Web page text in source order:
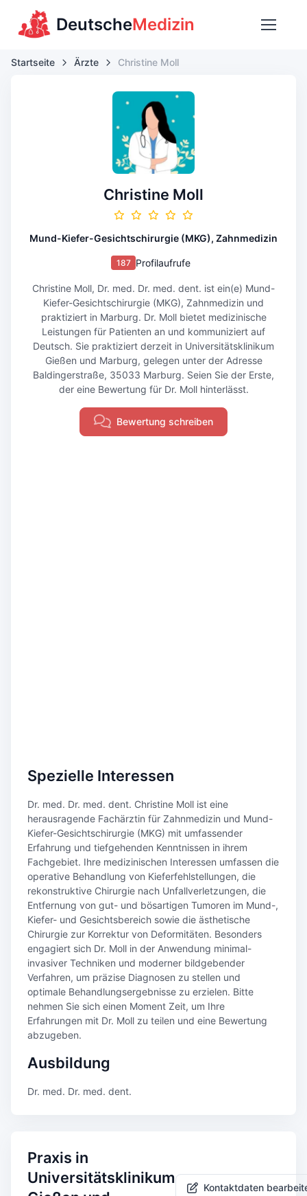
DeutscheMedizin
Startseite Ärzte Christine Moll
Christine Moll
Mund-Kiefer-Gesichtschirurgie (MKG), Zahnmedizin
187 Profilaufrufe
Christine Moll, Dr. med. Dr. med. dent. ist ein(e) Mund-
Kiefer-Gesichtschirurgie (MKG), Zahnmedizin und
praktiziert in Marburg. Dr. Moll bietet medizinische
Leistungen für Patienten an und kommuniziert auf
Deutsch. Sie praktiziert derzeit in Universitätsklinikum
Gießen und Marburg, gelegen unter der Adresse
Baldingerstraße, 35033 Marburg. Seien Sie der Erste,
der eine Bewertung für Dr. Moll hinterlässt.
Bewertung schreiben
Spezielle Interessen
Dr. med. Dr. med. dent. Christine Moll ist eine
herausragende Fachärztin für Zahnmedizin und Mund-
Kiefer-Gesichtschirurgie (MKG) mit umfassender
Erfahrung und tiefgehenden Kenntnissen in ihrem
Fachgebiet. Ihre medizinischen Interessen umfassen die
operative Behandlung von Kieferfehlstellungen, die
rekonstruktive Chirurgie nach Unfallverletzungen, die
Entfernung von gut- und bösartigen Tumoren im Mund-,
Kiefer- und Gesichtsbereich sowie die ästhetische
Chirurgie zur Korrektur von Deformitäten. Besonders
engagiert sich Dr. Moll in der Anwendung minimal-
invasiver Techniken und moderner bildgebender
Verfahren, um präzise Diagnosen zu stellen und
optimale Behandlungsergebnisse zu erzielen. Bitte
nehmen Sie sich einen Moment Zeit, um Ihre
Erfahrungen mit Dr. Moll zu teilen und eine Bewertung
abzugeben.
Ausbildung
Dr. med. Dr. med. dent.
Praxis in
Universitätsklinikum
Kontaktdaten